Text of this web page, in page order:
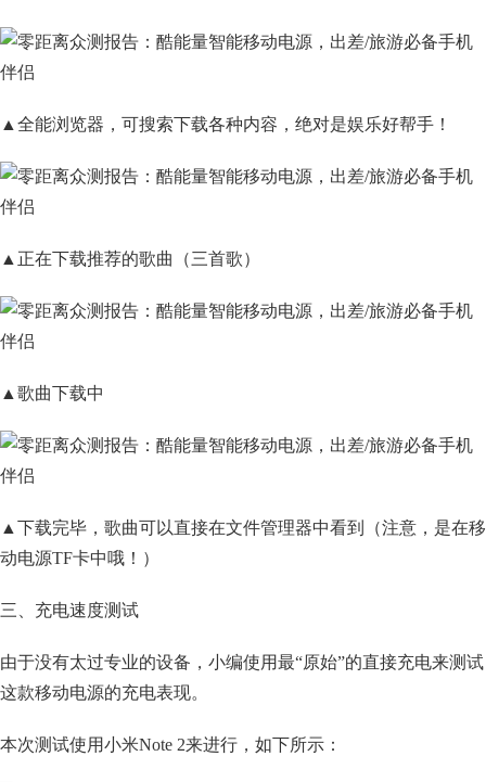
▲全能浏览器，可搜索下载各种内容，绝对是娱乐好帮手！
▲正在下载推荐的歌曲（三首歌）
▲歌曲下载中
▲下载完毕，歌曲可以直接在文件管理器中看到（注意，是在移
动电源TF卡中哦！）
三、充电速度测试
由于没有太过专业的设备，小编使用最“原始”的直接充电来测试
这款移动电源的充电表现。
本次测试使用小米Note 2来进行，如下所示：